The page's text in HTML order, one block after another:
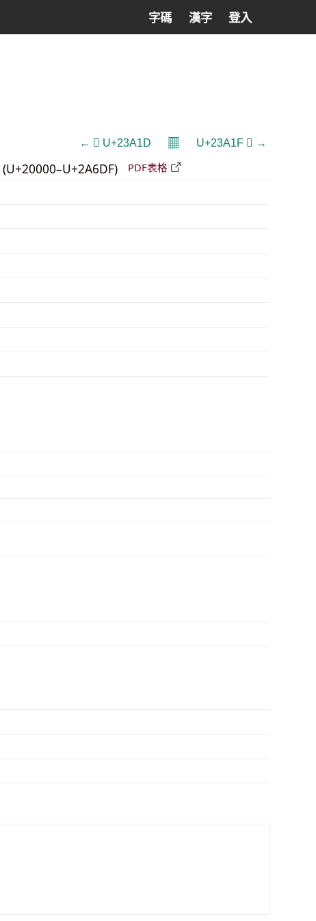
字碼 漢字 登入
← 𣨝 U+23A1D 𝄜 U+23A1F 𣨟 →
(U+20000–U+2A6DF) PDF表格